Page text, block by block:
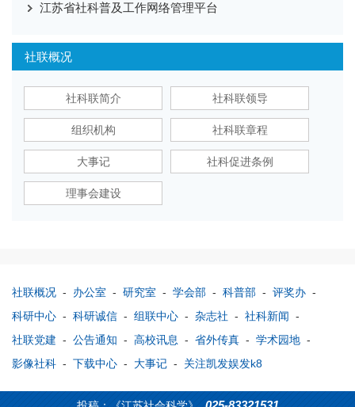
江苏省社科普及工作网络管理平台
社联概况
社科联简介 社科联领导
组织机构 社科联章程
大事记 社科促进条例
理事会建设
社联概况 - 办公室 - 研究室 - 学会部 - 科普部 - 评奖办 -
科研中心 - 科研诚信 - 组联中心 - 杂志社 - 社科新闻 -
社联党建 - 公告通知 - 高校讯息 - 省外传真 - 学术园地 -
影像社科 - 下载中心 - 大事记 - 关注凯发娱发k8